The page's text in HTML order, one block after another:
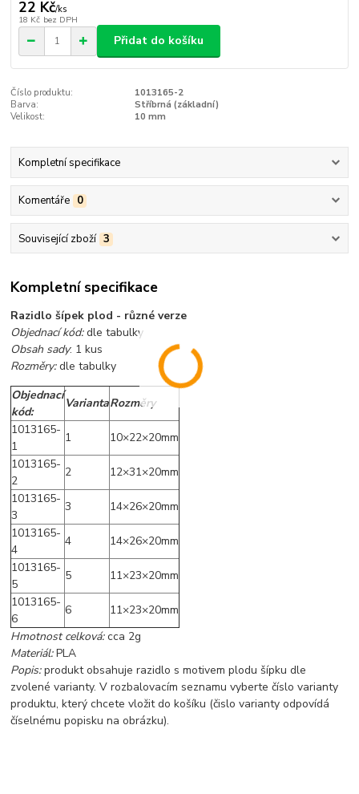
22 Kč/ks
18 Kč bez DPH
Přidat do košíku
Číslo produktu:
1013165-2
Barva:
Stříbrná (základní)
Velikost:
10 mm
Kompletní specifikace
Komentáře 0
Související zboží 3
Kompletní specifikace
Razidlo šípek plod - různé verze
Objednací kód:dle tabulky
Obsah sady: 1 kus
Rozměry:dle tabulky
Objednací
kód:
VariantaRozměry
1013165-
1
1
10×22×20mm
1013165-
2
2
12×31×20mm
1013165-
3
3
14×26×20mm
1013165-
4
4
14×26×20mm
1013165-
5
5
11×23×20mm
1013165-
6
6
11×23×20mm
Hmotnost celková:cca 2g
Materiál:PLA
Popis:produkt obsahuje razidlo s motivem plodu šípku dle
zvolené varianty. V rozbalovacím seznamu vyberte číslo varianty
produktu, který chcete vložit do košíku (čislo varianty odpovídá
číselnému popisku na obrázku).